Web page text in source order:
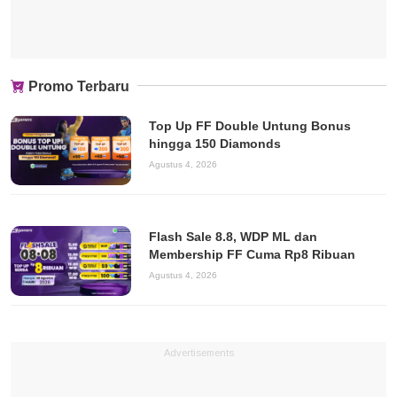
Promo Terbaru
Top Up FF Double Untung Bonus
hingga 150 Diamonds
Agustus 4, 2026
Flash Sale 8.8, WDP ML dan
Membership FF Cuma Rp8 Ribuan
Agustus 4, 2026
Advertisements